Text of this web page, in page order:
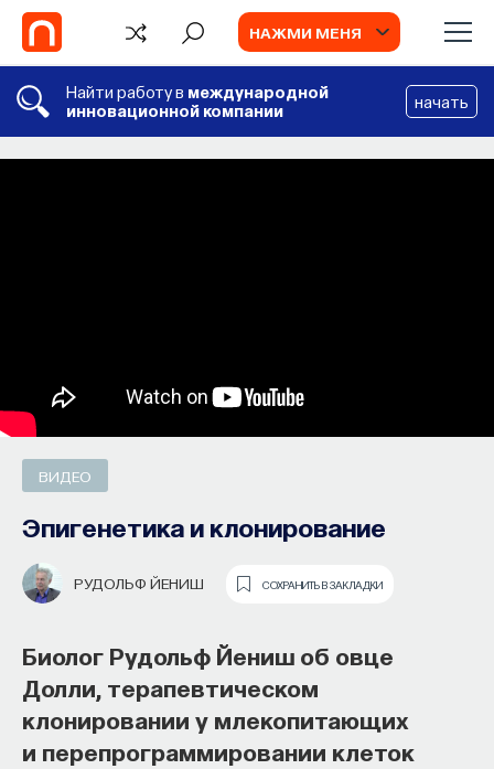
НАЖМИ МЕНЯ
Найти работу в международной
инновационной компании
начать
ВИДЕО
Эпигенетика и клонирование
РУДОЛЬФ ЙЕНИШ СОХРАНИТЬ В ЗАКЛАДКИ
Биолог Рудольф Йениш об овце
Долли, терапевтическом
клонировании у млекопитающих
и перепрограммировании клеток
СОБЫТИЯ
Как философия помогает составлять
собственное мнение
FAQ